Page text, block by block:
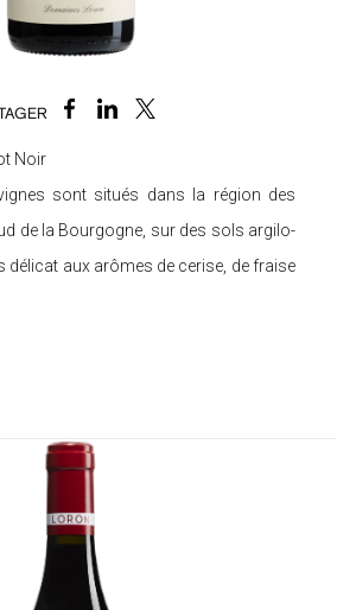
Noir
sont situés dans la région des
de la Bourgogne, sur des sols argilo-
délicat aux arômes de cerise, de fraise